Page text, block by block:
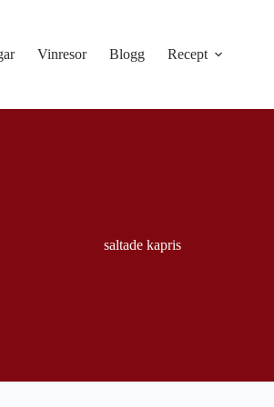
Vinresor Blogg Recept
saltade kapris